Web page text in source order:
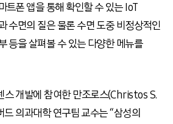
트폰 앱을 통해 확인할 수 있는 IoT
수면의 질은 물론 수면 도중 비정상적인
등을 살펴볼 수 있는 다양한 메뉴를
스 개발에 참여한 만조로스(Christos S.
의과대학 연구팀 교수는 “삼성의